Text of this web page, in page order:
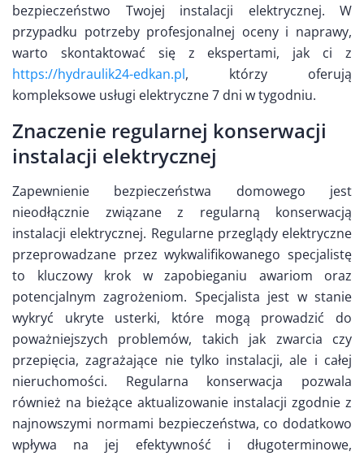
bezpieczeństwo Twojej instalacji elektrycznej. W
przypadku potrzeby profesjonalnej oceny i naprawy,
warto skontaktować się z ekspertami, jak ci z
https://hydraulik24-edkan.pl, którzy oferują
kompleksowe usługi elektryczne 7 dni w tygodniu.
Znaczenie regularnej konserwacji
instalacji elektrycznej
Zapewnienie bezpieczeństwa domowego jest
nieodłącznie związane z regularną konserwacją
instalacji elektrycznej. Regularne przeglądy elektryczne
przeprowadzane przez wykwalifikowanego specjalistę
to kluczowy krok w zapobieganiu awariom oraz
potencjalnym zagrożeniom. Specjalista jest w stanie
wykryć ukryte usterki, które mogą prowadzić do
poważniejszych problemów, takich jak zwarcia czy
przepięcia, zagrażające nie tylko instalacji, ale i całej
nieruchomości. Regularna konserwacja pozwala
również na bieżące aktualizowanie instalacji zgodnie z
najnowszymi normami bezpieczeństwa, co dodatkowo
wpływa na jej efektywność i długoterminowe,